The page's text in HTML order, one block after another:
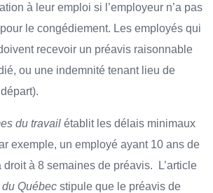
à leur emploi si l’employeur n’a pas
le congédiement. Les employés qui
recevoir un préavis raisonnable
ou une indemnité tenant lieu de
du travail établit les délais minimaux
exemple, un employé ayant 10 ans de
à 8 semaines de préavis. L’article
Québec stipule que le préavis de